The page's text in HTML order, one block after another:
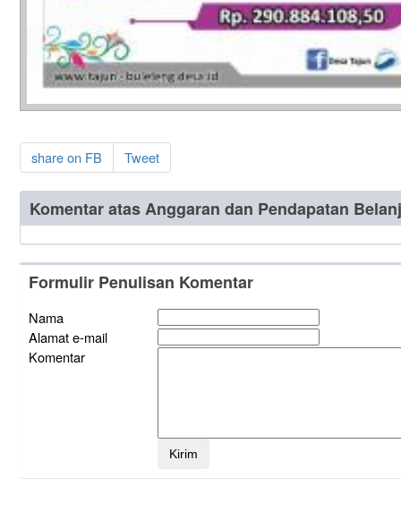
share on FB Tweet
Komentar atas Anggaran dan Pendapatan
Formulir Penulisan Komentar
Nama
Alamat e-mail
Komentar